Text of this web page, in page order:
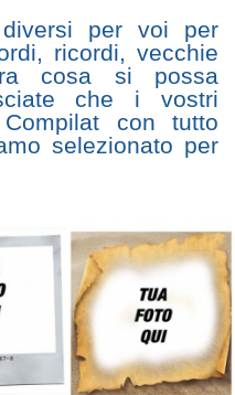
per voi per
ricordi, vecchie
cosa si possa
che i vostri
con tutto
selezionato per